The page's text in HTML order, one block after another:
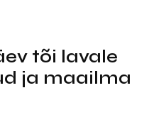
tõi lavale
ja maailma